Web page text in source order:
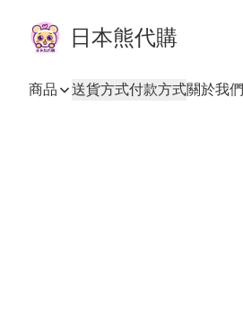
日本熊代購
商品 送貨方式付款方式關於我們